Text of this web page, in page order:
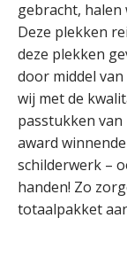
gebracht, halen
Deze plekken
deze plekken
door middel
wij met de
passtukken
award
schilderwerk –
handen! Zo
totaalpakket